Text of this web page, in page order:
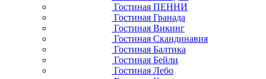
Гостиная ПЕННИ
Гостиная Гранада
Гостиная Викинг
Гостиная Скандинавия
Гостиная Балтика
Гостиная Бейли
Гостиная Лебо